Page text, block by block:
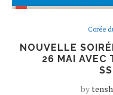
Corée
NOUVELLE
26 MAI AVEC
by